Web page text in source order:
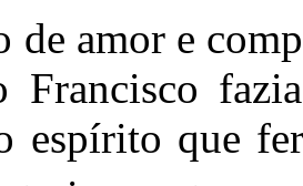
de amor e
Francisco
espírito que